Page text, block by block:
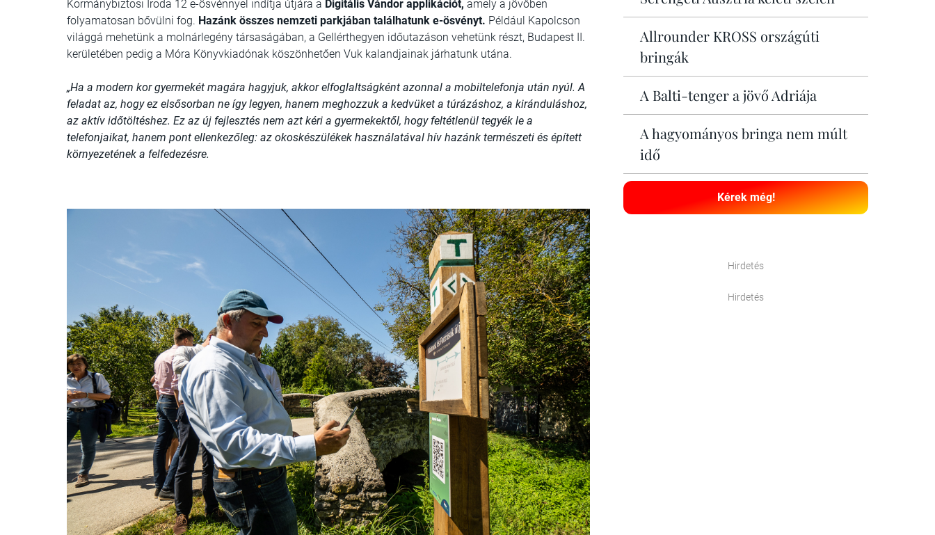
Kormánybiztosi Iroda 12 e-ösvénnyel indítja útjára a Digitális Vándor applikációt, amely a jövőben
folyamatosan bővülni fog. Hazánk összes nemzeti parkjában találhatunk e-ösvényt. Például Kapolcson
világgá mehetünk a molnárlegény társaságában, a Gellérthegyen időutazáson vehetünk részt, Budapest II.
kerületében pedig a Móra Könyvkiadónak köszönhetően Vuk kalandjainak járhatunk utána.
„Ha a modern kor gyermekét magára hagyjuk, akkor elfoglaltságként azonnal a mobiltelefonja után nyúl. A
feladat az, hogy ez elsősorban ne így legyen, hanem meghozzuk a kedvüket a túrázáshoz, a kiránduláshoz,
az aktív időtöltéshez. Ez az új fejlesztés nem azt kéri a gyermekektől, hogy feltétlenül tegyék le a
telefonjaikat, hanem pont ellenkezőleg: az okoskészülékek használatával hív hazánk természeti és épített
környezetének a felfedezésre.
Allrounder KROSS országúti
bringák
A Balti-tenger a jövő Adriája
A hagyományos bringa nem múlt
idő
Kérek még!
Hirdetés
Hirdetés